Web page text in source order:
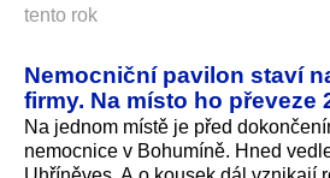
tento rok
Nemocniční pavilon staví
firmy. Na místo ho převeze
Na jednom místě je před
nemocnice v Bohumíně. Hned